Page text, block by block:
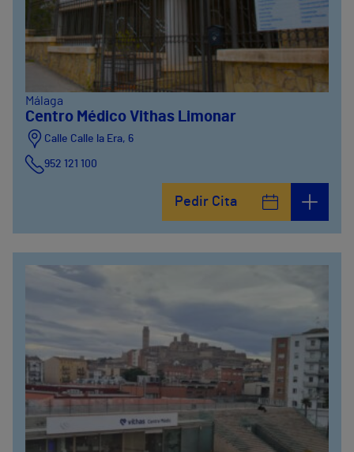
Málaga
Centro Médico Vithas Limonar
Calle Calle la Era, 6
952 121 100
Pedir Cita